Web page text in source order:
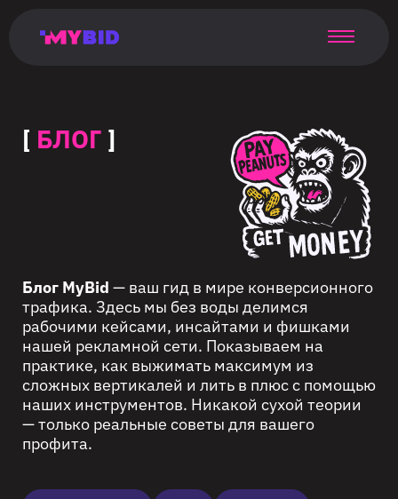
таргетинг
страница
targeting
monetization
[ БЛОГ ]
Блог MyBid — ваш гид в мире конверсионного
трафика. Здесь мы без воды делимся
рабочими кейсами, инсайтами и фишками
нашей рекламной сети. Показываем на
практике, как выжимать максимум из
сложных вертикалей и лить в плюс с помощью
наших инструментов. Никакой сухой теории
— только реальные советы для вашего
профита.